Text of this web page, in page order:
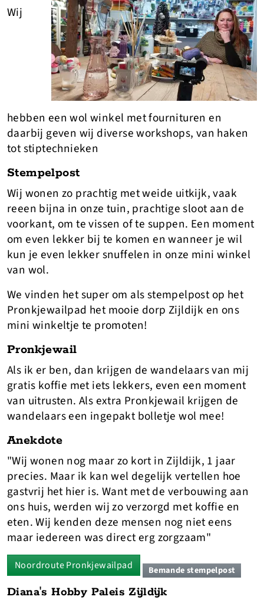
Wij
hebben een wol winkel met fournituren en
daarbij geven wij diverse workshops, van haken
tot stiptechnieken
Stempelpost
Wij wonen zo prachtig met weide uitkijk, vaak
reeen bijna in onze tuin, prachtige sloot aan de
voorkant, om te vissen of te suppen. Een moment
om even lekker bij te komen en wanneer je wil
kun je even lekker snuffelen in onze mini winkel
van wol.
We vinden het super om als stempelpost op het
Pronkjewailpad het mooie dorp Zijldijk en ons
mini winkeltje te promoten!
Pronkjewail
Als ik er ben, dan krijgen de wandelaars van mij
gratis koffie met iets lekkers, even een moment
van uitrusten. Als extra Pronkjewail krijgen de
wandelaars een ingepakt bolletje wol mee!
Anekdote
"Wij wonen nog maar zo kort in Zijldijk, 1 jaar
precies. Maar ik kan wel degelijk vertellen hoe
gastvrij het hier is. Want met de verbouwing aan
ons huis, werden wij zo verzorgd met koffie en
eten. Wij kenden deze mensen nog niet eens
maar iedereen was direct erg zorgzaam"
Noordroute Pronkjewailpad Bemande stempelpost
Diana's Hobby Paleis Zijldijk